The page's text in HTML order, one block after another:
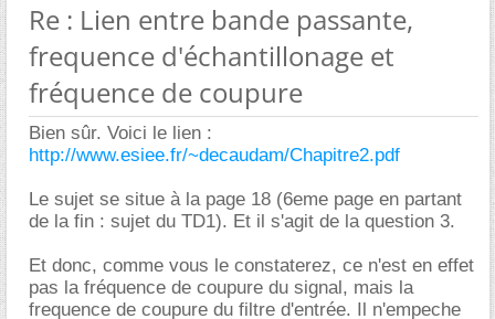
Re : Lien entre bande passante,
frequence d'échantillonage et
fréquence de coupure
Bien sûr. Voici le lien :
http://www.esiee.fr/~decaudam/Chapitre2.pdf
Le sujet se situe à la page 18 (6eme page en partant
de la fin : sujet du TD1). Et il s'agit de la question 3.
Et donc, comme vous le constaterez, ce n'est en effet
pas la fréquence de coupure du signal, mais la
frequence de coupure du filtre d'entrée. Il n'empeche